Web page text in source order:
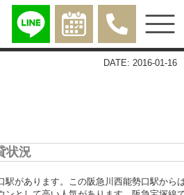
DATE: 2016-01-16
状況
駅があります。この阪急川西能勢口駅から